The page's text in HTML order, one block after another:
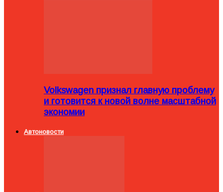
Volkswagen признал главную проблему
и готовится к новой волне масштабной
экономии
Автоновости